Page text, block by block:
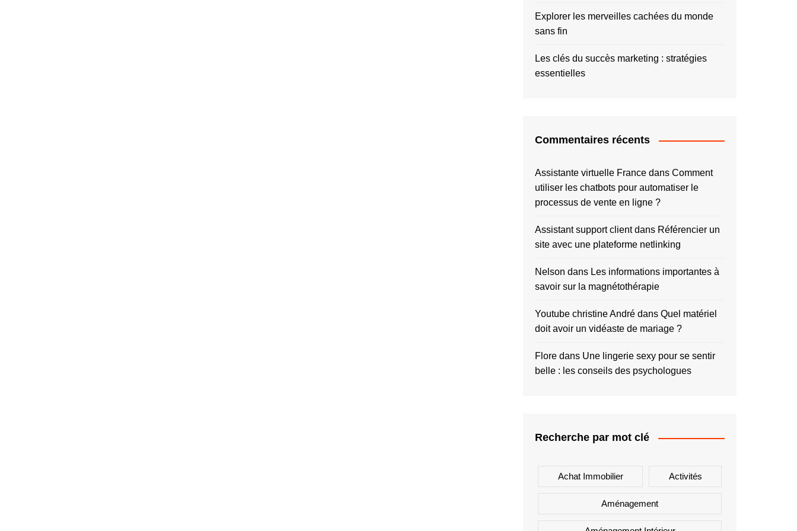
Explorer les merveilles cachées du monde
sans fin
Les clés du succès marketing : stratégies
essentielles
Commentaires récents
Assistante virtuelle France dans Comment
utiliser les chatbots pour automatiser le
processus de vente en ligne ?
Assistant support clientdans Référencier un
site avec une plateforme netlinking
Nelson dans Les informations importantes à
savoir sur la magnétothérapie
Youtube christine André dans Quel matériel
doit avoir un vidéaste de mariage ?
Flore dans Une lingerie sexy pour se sentir
belle : les conseils des psychologues
Recherche par mot clé
Achat Immobilier Activités
Aménagement